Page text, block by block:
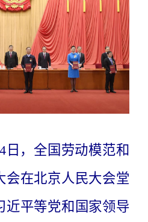
日，全国劳动模范和
会在北京人民大会堂
近平等党和国家领导